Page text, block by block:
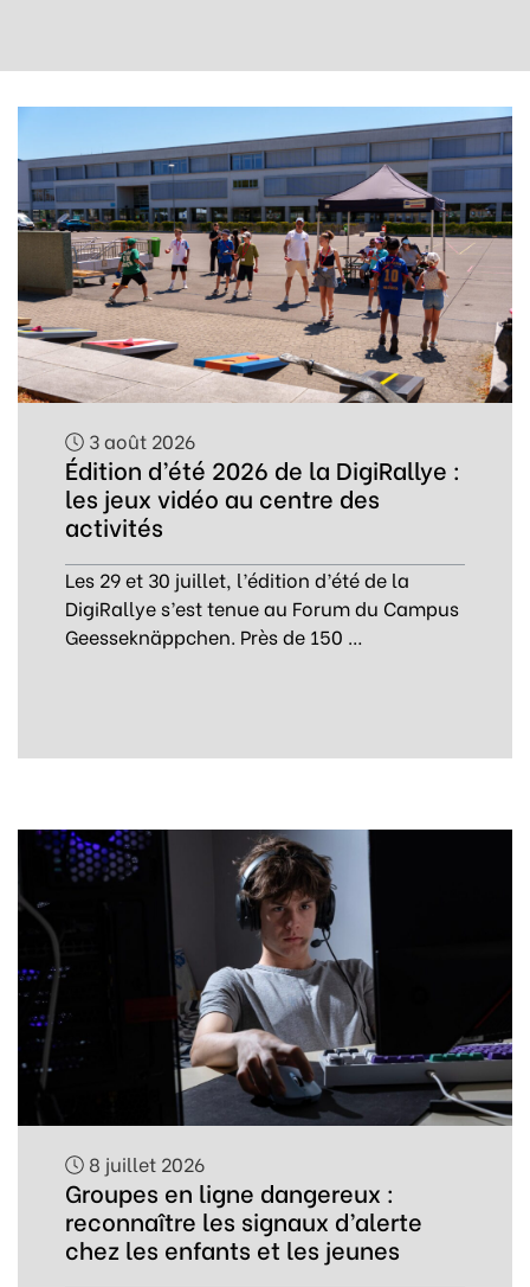
3 août 2026
Édition d’été 2026 de la DigiRallye :
les jeux vidéo au centre des
activités
Les 29 et 30 juillet, l’édition d’été de la
DigiRallye s’est tenue au Forum du Campus
Geesseknäppchen. Près de 150 …
8 juillet 2026
Groupes en ligne dangereux :
reconnaître les signaux d’alerte
chez les enfants et les jeunes